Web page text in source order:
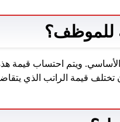
للموظف؟
ويتم احتساب قيمة
أن تختلف قيمة الراتب الذي